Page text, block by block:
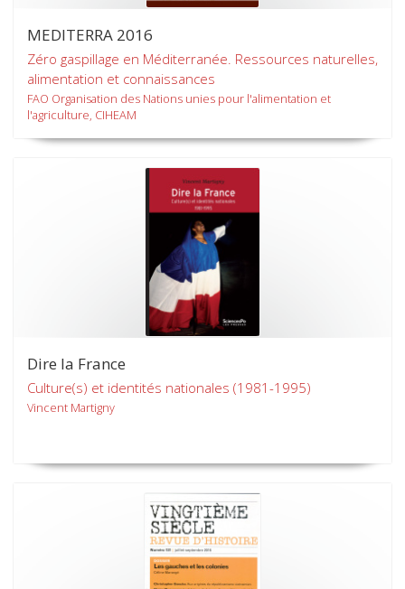
MEDITERRA 2016
Zéro gaspillage en Méditerranée. Ressources naturelles,
alimentation et connaissances
FAO Organisation des Nations unies pour l'alimentation et
l'agriculture, CIHEAM
Dire la France
Culture(s) et identités nationales (1981-1995)
Vincent Martigny